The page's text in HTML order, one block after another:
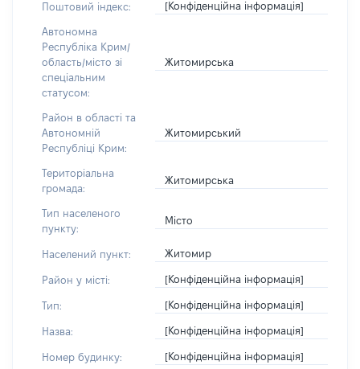
Поштовий індекс: [Конфіденційна інформація]
Автономна
Республіка Крим/
область/місто зі
спеціальним
статусом:
Житомирська
Район в області та
Автономній
Республіці Крим:
Житомирський
Територіальна
громада:
Житомирська
Тип населеного
пункту:
Місто
Населений пункт: Житомир
Район у місті: [Конфіденційна інформація]
Тип: [Конфіденційна інформація]
Назва: [Конфіденційна інформація]
Номер будинку: [Конфіденційна інформація]